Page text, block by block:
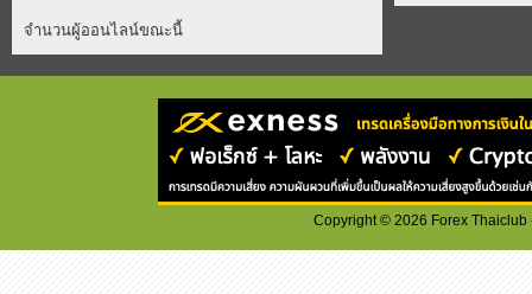
จำนวนผู้ออนไลน์ขณะนี้
Copyright ©2026 Forex Thaiclub